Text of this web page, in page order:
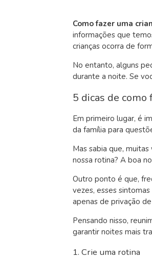
Como fazer uma
informações que
crianças ocorra de
No entanto, alguns
durante a noite. Se
5 dicas de como
Em primeiro lugar, é
da família para
Mas sabia que,
nossa rotina? A boa
Outro ponto é que,
vezes, esses
apenas de privação
Pensando nisso,
garantir noites mais
1. Crie uma rotina